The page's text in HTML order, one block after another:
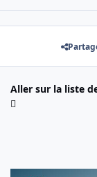
Aller sur la liste